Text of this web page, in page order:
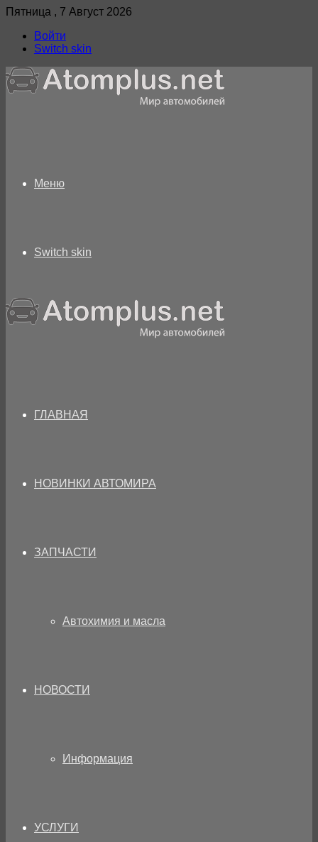
Пятница , 7 Август 2026
Войти
Switch skin
Меню
Switch skin
ГЛАВНАЯ
НОВИНКИ АВТОМИРА
ЗАПЧАСТИ
Автохимия и масла
НОВОСТИ
Информация
УСЛУГИ